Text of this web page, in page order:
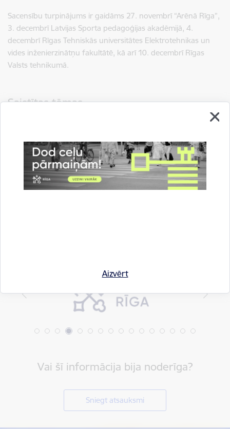
Aizvērt
Sacensību turpinājums ir gaidāms 27. novembrī “Arēnā Rīga”,
3. decembrī Latvijas Sporta pedagoģijas akadēmijā, 4.
decembrī Rīgas Tehniskās universitātes Elektrotehnikas un
vides inženierzinātņu fakultātē, kā arī 10. decembrī Rīgas
Valsts tehnikumā.
Saistītas tēmas
Drukāt lapu
Dalīties
Vai šī informācija bija noderīga?
Sniegt atsauksmi